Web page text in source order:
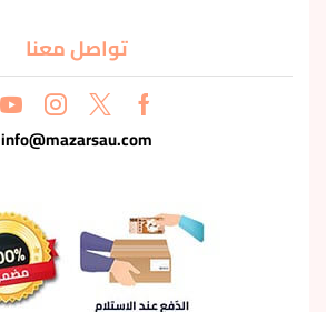
تواصل معنا
info@mazarsau.com